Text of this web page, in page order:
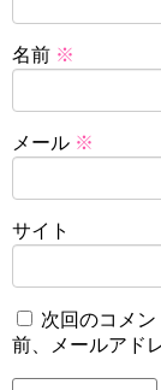
名前 ※
メール ※
サイト
次回のコメ
前、メールアド